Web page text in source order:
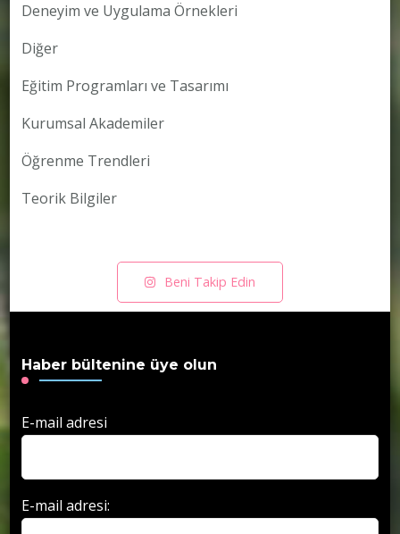
Deneyim ve Uygulama Örnekleri
Diğer
Eğitim Programları ve Tasarımı
Kurumsal Akademiler
Öğrenme Trendleri
Teorik Bilgiler
Beni Takip Edin
Haber bültenine üye olun
E-mail adresi
E-mail adresi: